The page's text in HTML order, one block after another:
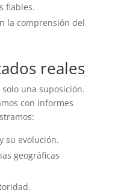
fiables.
la comprensión del
reales
una suposición.
con informes
su evolución.
geográficas